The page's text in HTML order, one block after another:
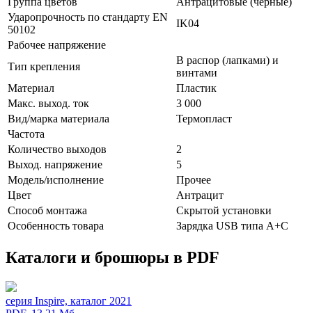
Ударопрочность по стандарту EN
50102
IK04
Рабочее напряжение
Тип крепления
В распор (лапками) и
винтами
Материал
Пластик
Макс. выход. ток
3 000
Вид/марка материала
Термопласт
Частота
Количество выходов
2
Выход. напряжение
5
Модель/исполнение
Прочее
Цвет
Антрацит
Способ монтажа
Скрытой установки
Особенность товара
Зарядка USB типа А+С
Каталоги и брошюры в PDF
серия Inspire, каталог 2021